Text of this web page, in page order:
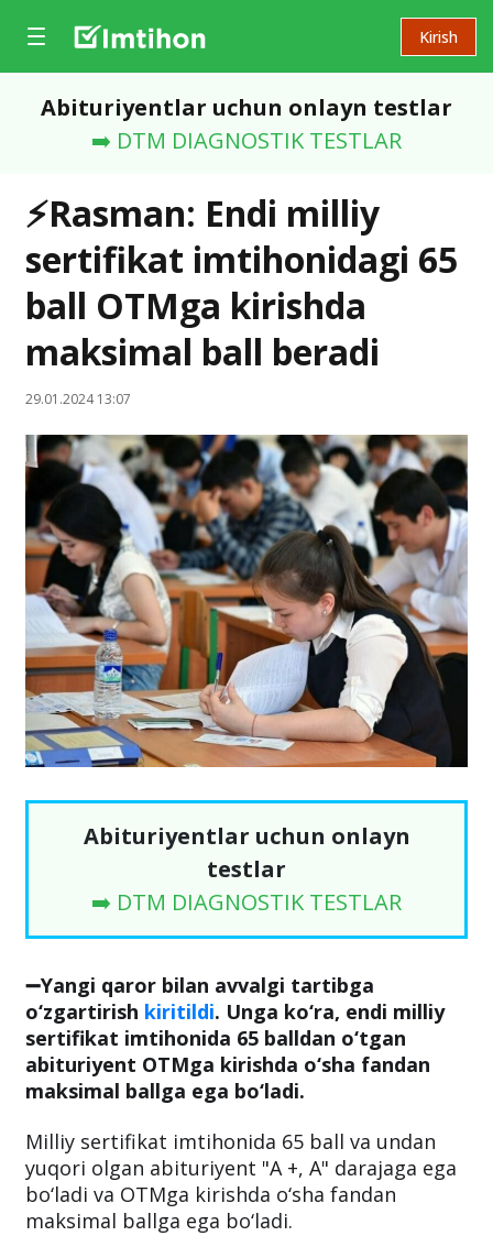
Kirish
Abituriyentlar uchun onlayn testlar
➡️ DTM DIAGNOSTIK TESTLAR
⚡️Rasman: Endi milliy
sertifikat imtihonidagi 65
ball OTMga kirishda
maksimal ball beradi
29.01.2024 13:07
Abituriyentlar uchun onlayn
testlar
➡️ DTM DIAGNOSTIK TESTLAR
➖Yangi qaror bilan avvalgi tartibga
o‘zgartirish kiritildi. Unga ko‘ra, endi milliy
sertifikat imtihonida 65 balldan o‘tgan
abituriyent OTMga kirishda o‘sha fandan
maksimal ballga ega bo‘ladi.
Milliy sertifikat imtihonida 65 ball va undan
yuqori olgan abituriyent "A +, A" darajaga ega
bo‘ladi va OTMga kirishda o‘sha fandan
maksimal ballga ega bo‘ladi.